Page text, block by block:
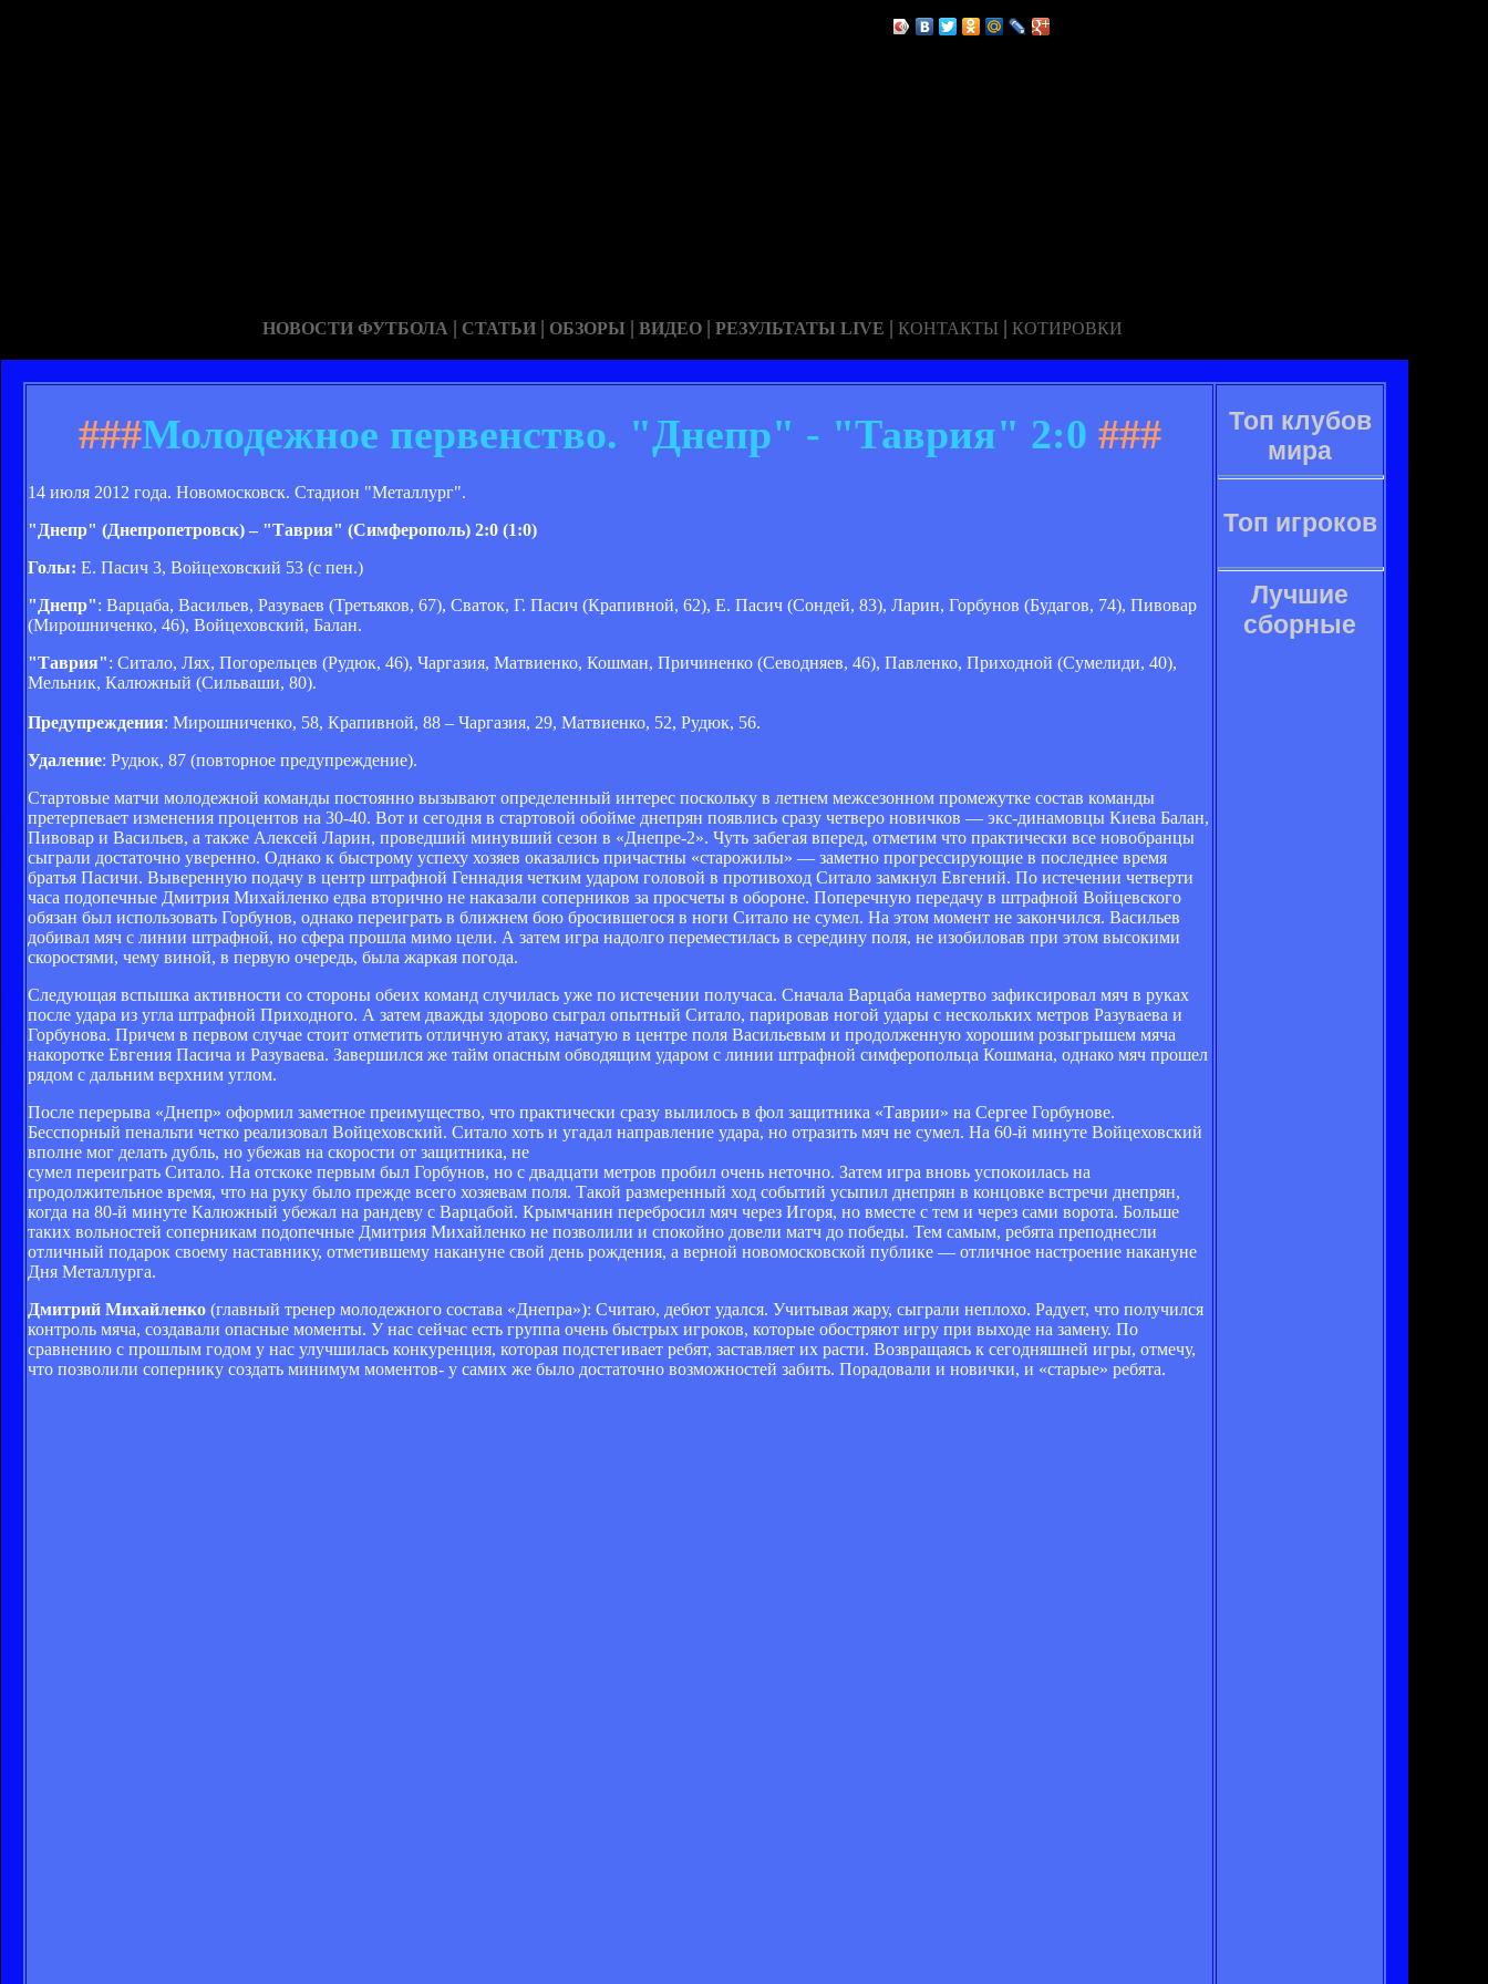
НОВОСТИ ФУТБОЛА | СТАТЬИ | ОБЗОРЫ | ВИДЕО | РЕЗУЛЬТАТЫ LIVE | КОНТАКТЫ | КОТИРОВКИ
###Молодежное первенство. "Днепр" - "Таврия" 2:0 ###
14 июля 2012 года. Новомосковск. Стадион "Металлург".
"Днепр" (Днепропетровск) – "Таврия" (Симферополь) 2:0 (1:0)
Голы: Е. Пасич 3, Войцеховский 53 (с пен.)
"Днепр": Варцаба, Васильев, Разуваев (Третьяков, 67), Сваток, Г. Пасич (Крапивной, 62), Е. Пасич (Сондей, 83), Ларин, Горбунов (Будагов, 74), Пивовар
(Мирошниченко, 46), Войцеховский, Балан.
"Таврия": Ситало, Лях, Погорельцев (Рудюк, 46), Чаргазия, Матвиенко, Кошман, Причиненко (Севодняев, 46), Павленко, Приходной (Сумелиди, 40),
Мельник, Калюжный (Сильваши, 80).
Предупреждения: Мирошниченко, 58, Крапивной, 88 – Чаргазия, 29, Матвиенко, 52, Рудюк, 56.
Удаление: Рудюк, 87 (повторное предупреждение).
Стартовые матчи молодежной команды постоянно вызывают определенный интерес поскольку в летнем межсезонном промежутке состав команды
претерпевает изменения процентов на 30-40. Вот и сегодня в стартовой обойме днепрян появлись сразу четверо новичков — экс-динамовцы Киева Балан,
Пивовар и Васильев, а также Алексей Ларин, проведший минувший сезон в «Днепре-2». Чуть забегая вперед, отметим что практически все новобранцы
сыграли достаточно уверенно. Однако к быстрому успеху хозяев оказались причастны «старожилы» — заметно прогрессирующие в последнее время
братья Пасичи. Выверенную подачу в центр штрафной Геннадия четким ударом головой в противоход Ситало замкнул Евгений. По истечении четверти
часа подопечные Дмитрия Михайленко едва вторично не наказали соперников за просчеты в обороне. Поперечную передачу в штрафной Войцевского
обязан был использовать Горбунов, однако переиграть в ближнем бою бросившегося в ноги Ситало не сумел. На этом момент не закончился. Васильев
добивал мяч с линии штрафной, но сфера прошла мимо цели. А затем игра надолго переместилась в середину поля, не изобиловав при этом высокими
скоростями, чему виной, в первую очередь, была жаркая погода.
Следующая вспышка активности со стороны обеих команд случилась уже по истечении получаса. Сначала Варцаба намертво зафиксировал мяч в руках
после удара из угла штрафной Приходного. А затем дважды здорово сыграл опытный Ситало, парировав ногой удары с нескольких метров Разуваева и
Горбунова. Причем в первом случае стоит отметить отличную атаку, начатую в центре поля Васильевым и продолженную хорошим розыгрышем мяча
накоротке Евгения Пасича и Разуваева. Завершился же тайм опасным обводящим ударом с линии штрафной симферопольца Кошмана, однако мяч прошел
рядом с дальним верхним углом.
После перерыва «Днепр» оформил заметное преимущество, что практически сразу вылилось в фол защитника «Таврии» на Сергее Горбунове.
Бесспорный пенальти четко реализовал Войцеховский. Ситало хоть и угадал направление удара, но отразить мяч не сумел. На 60-й минуте Войцеховский
вполне мог делать дубль, но убежав на скорости от защитника, не
сумел переиграть Ситало. На отскоке первым был Горбунов, но с двадцати метров пробил очень неточно. Затем игра вновь успокоилась на
продолжительное время, что на руку было прежде всего хозяевам поля. Такой размеренный ход событий усыпил днепрян в концовке встречи днепрян,
когда на 80-й минуте Калюжный убежал на рандеву с Варцабой. Крымчанин перебросил мяч через Игоря, но вместе с тем и через сами ворота. Больше
таких вольностей соперникам подопечные Дмитрия Михайленко не позволили и спокойно довели матч до победы. Тем самым, ребята преподнесли
отличный подарок своему наставнику, отметившему накануне свой день рождения, а верной новомосковской публике — отличное настроение накануне
Дня Металлурга.
Дмитрий Михайленко (главный тренер молодежного состава «Днепра»): Считаю, дебют удался. Учитывая жару, сыграли неплохо. Радует, что получился
контроль мяча, создавали опасные моменты. У нас сейчас есть группа очень быстрых игроков, которые обостряют игру при выходе на замену. По
сравнению с прошлым годом у нас улучшилась конкуренция, которая подстегивает ребят, заставляет их расти. Возвращаясь к сегодняшней игры, отмечу,
что позволили сопернику создать минимум моментов- у самих же было достаточно возможностей забить. Порадовали и новички, и «старые» ребята.
Топ клубов
мира
Топ игроков
Лучшие
сборные